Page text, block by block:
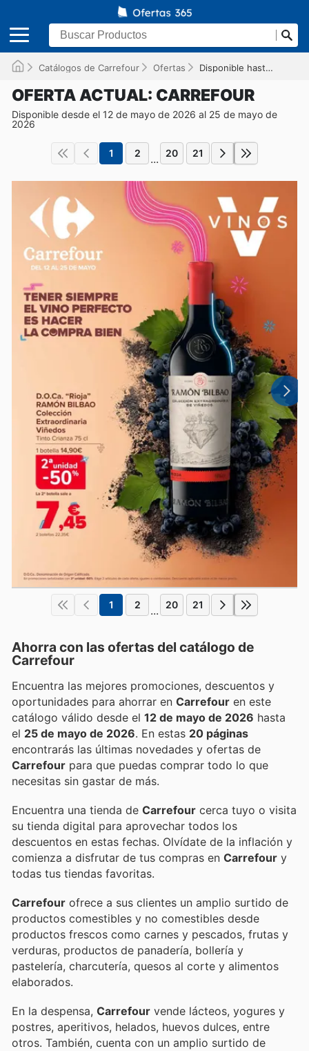
Catálogos de Carrefour Ofertas Disponible hasta el 25/05/2026
OFERTA ACTUAL: CARREFOUR
Disponible desde el 12 de mayo de 2026 al 25 de mayo de
2026
1 2 ... 20 21
1 2 ... 20 21
Ahorra con las ofertas del catálogo de
Carrefour
Encuentra las mejores promociones, descuentos y
oportunidades para ahorrar en Carrefour en este
catálogo válido desde el 12 de mayo de 2026 hasta
el 25 de mayo de 2026 . En estas 20 páginas
encontrarás las últimas novedades y ofertas de
Carrefour para que puedas comprar todo lo que
necesitas sin gastar de más.
Encuentra una tienda de Carrefour cerca tuyo o visita
su tienda digital para aprovechar todos los
descuentos en estas fechas. Olvídate de la inflación y
comienza a disfrutar de tus compras en Carrefour y
todas tus tiendas favoritas.
Carrefour ofrece a sus clientes un amplio surtido de
productos comestibles y no comestibles desde
productos frescos como carnes y pescados, frutas y
verduras, productos de panadería, bollería y
pastelería, charcutería, quesos al corte y alimentos
elaborados.
En la despensa, Carrefour vende lácteos, yogures y
postres, aperitivos, helados, huevos dulces, entre
otros. También, cuenta con un amplio surtido de